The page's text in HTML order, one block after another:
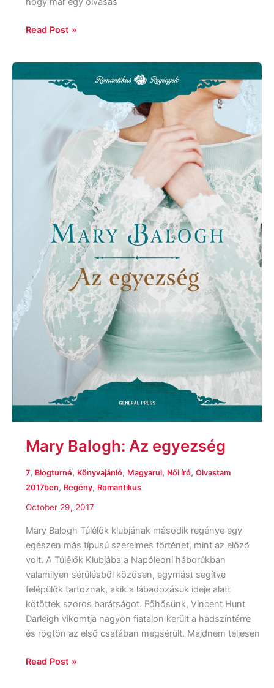
Read Post »
Mary Balogh: Az egyezség
7, Blogturné, Könyvajánló, Magyarul, Női író, Olvastam
2017ben, Regény, Romantikus
October 29, 2017
Mary Balogh Túlélők klubjának második regénye egy
egészen más típusú szerelmes történet, mint az előző
volt. A Túlélők Klubjába a Napóleoni háborúkban
valamilyen sérülésből közösen, egymást segítve
felépülők tartoznak, akik a lábadozásuk ideje alatt
kötöttek szoros barátságot. Főhősünk, Vincent Hunt
Darleigh vikomtja nagyon fiatalon került a hadszíntérre
és rögtön az első csatában megsérült. Majdnem teljesen
Balogh:
Read Post »